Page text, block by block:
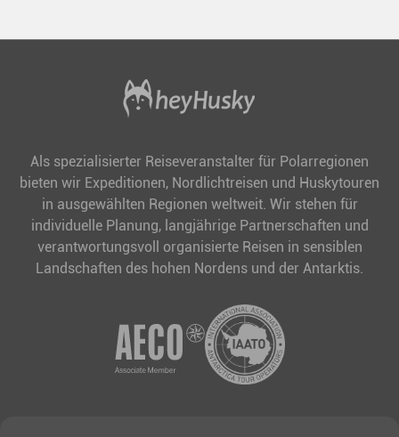
Als spezialisierter Reiseveranstalter für Polarregionen
bieten wir Expeditionen, Nordlichtreisen und Huskytouren
in ausgewählten Regionen weltweit. Wir stehen für
individuelle Planung, langjährige Partnerschaften und
verantwortungsvoll organisierte Reisen in sensiblen
Landschaften des hohen Nordens und der Antarktis.